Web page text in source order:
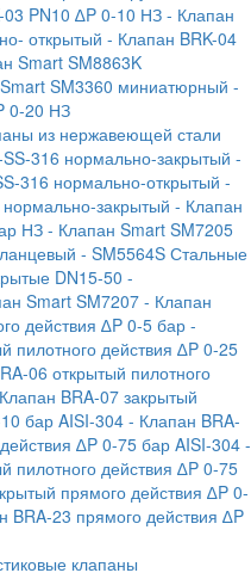
03 PN10 ∆P 0-10 НЗ - Клапан
открытый - Клапан BRK-04
Smart SM8863K
SM3360 миниатюрный -
0-20 НЗ
из нержавеющей стали
316 нормально-закрытый -
316 нормально-открытый -
закрытый - Клапан
НЗ - Клапан Smart SM7205
- SM5564S Стальные
DN15-50 -
Smart SM7207 - Клапан
действия ∆P 0-5 бар-
пилотного действия ∆P 0-25
06 открытый пилотного
BRA-07 закрытый
бар AISI-304 - Клапан BRA-
∆P 0-75 бар AISI-304-
пилотного действия ∆P 0-75
прямого действия ∆P 0-
BRA-23 прямого действия ∆P
клапаны